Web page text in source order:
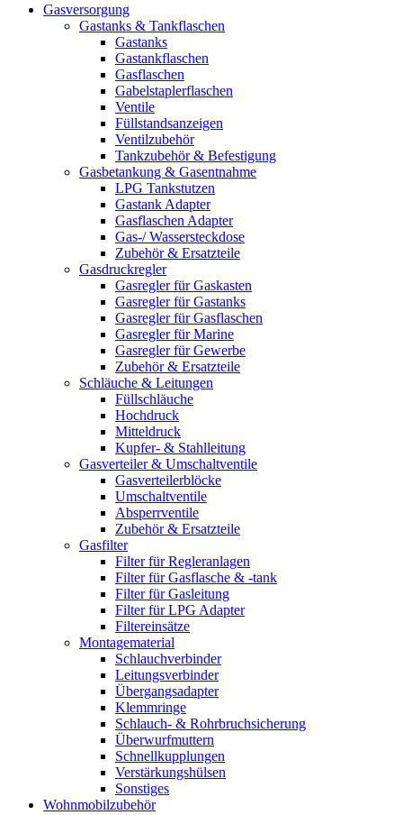
Gasversorgung
Gastanks & Tankflaschen
Gastanks
Gastankflaschen
Gasflaschen
Gabelstaplerflaschen
Ventile
Füllstandsanzeigen
Ventilzubehör
Tankzubehör & Befestigung
Gasbetankung & Gasentnahme
LPG Tankstutzen
Gastank Adapter
Gasflaschen Adapter
Gas-/ Wassersteckdose
Zubehör & Ersatzteile
Gasdruckregler
Gasregler für Gaskasten
Gasregler für Gastanks
Gasregler für Gasflaschen
Gasregler für Marine
Gasregler für Gewerbe
Zubehör & Ersatzteile
Schläuche & Leitungen
Füllschläuche
Hochdruck
Mitteldruck
Kupfer- & Stahlleitung
Gasverteiler & Umschaltventile
Gasverteilerblöcke
Umschaltventile
Absperrventile
Zubehör & Ersatzteile
Gasfilter
Filter für Regleranlagen
Filter für Gasflasche & -tank
Filter für Gasleitung
Filter für LPG Adapter
Filtereinsätze
Montagematerial
Schlauchverbinder
Leitungsverbinder
Übergangsadapter
Klemmringe
Schlauch- & Rohrbruchsicherung
Überwurfmuttern
Schnellkupplungen
Verstärkungshülsen
Sonstiges
Wohnmobilzubehör